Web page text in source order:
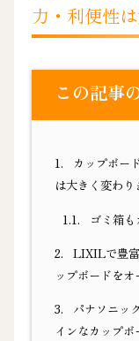
力・利便性
この記事
1.
カップボー
は大きく変わり
1.1. ゴミ箱
2.
LIXILで豊
ップボードをオ
3.
パナソニッ
インなカップボ